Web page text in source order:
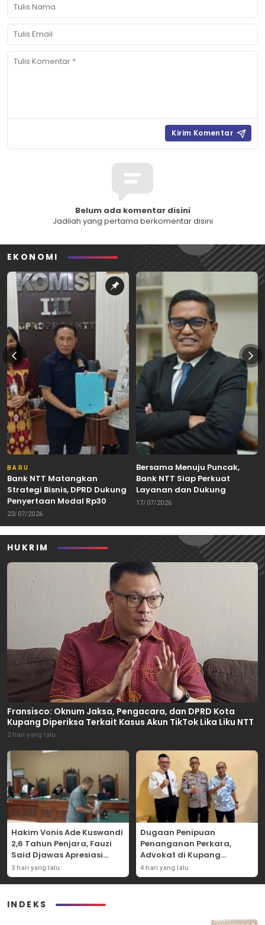
Belum ada komentar disini
Jadilah yang pertama berkomentar disini
EKONOMI
BARU
Bank NTT Matangkan
Strategi Bisnis, DPRD Dukung
Penyertaan Modal Rp30
Miliar
23/07/2026
Bersama Menuju Puncak,
Bank NTT Siap Perkuat
Layanan dan Dukung
Pertumbuhan Ekonomi NTT
17/07/2026
HUKRIM
Fransisco: Oknum Jaksa, Pengacara, dan DPRD Kota
Kupang Diperiksa Terkait Kasus Akun TikTok Lika Liku NTT
2 hari yang lalu
Hakim Vonis Ade Kuswandi
2,6 Tahun Penjara, Fauzi
Said Djawas Apresiasi
Putusan
3 hari yang lalu
Dugaan Penipuan
Penanganan Perkara,
Advokat di Kupang
Dilaporkan ke Polda NTT
4 hari yang lalu
INDEKS